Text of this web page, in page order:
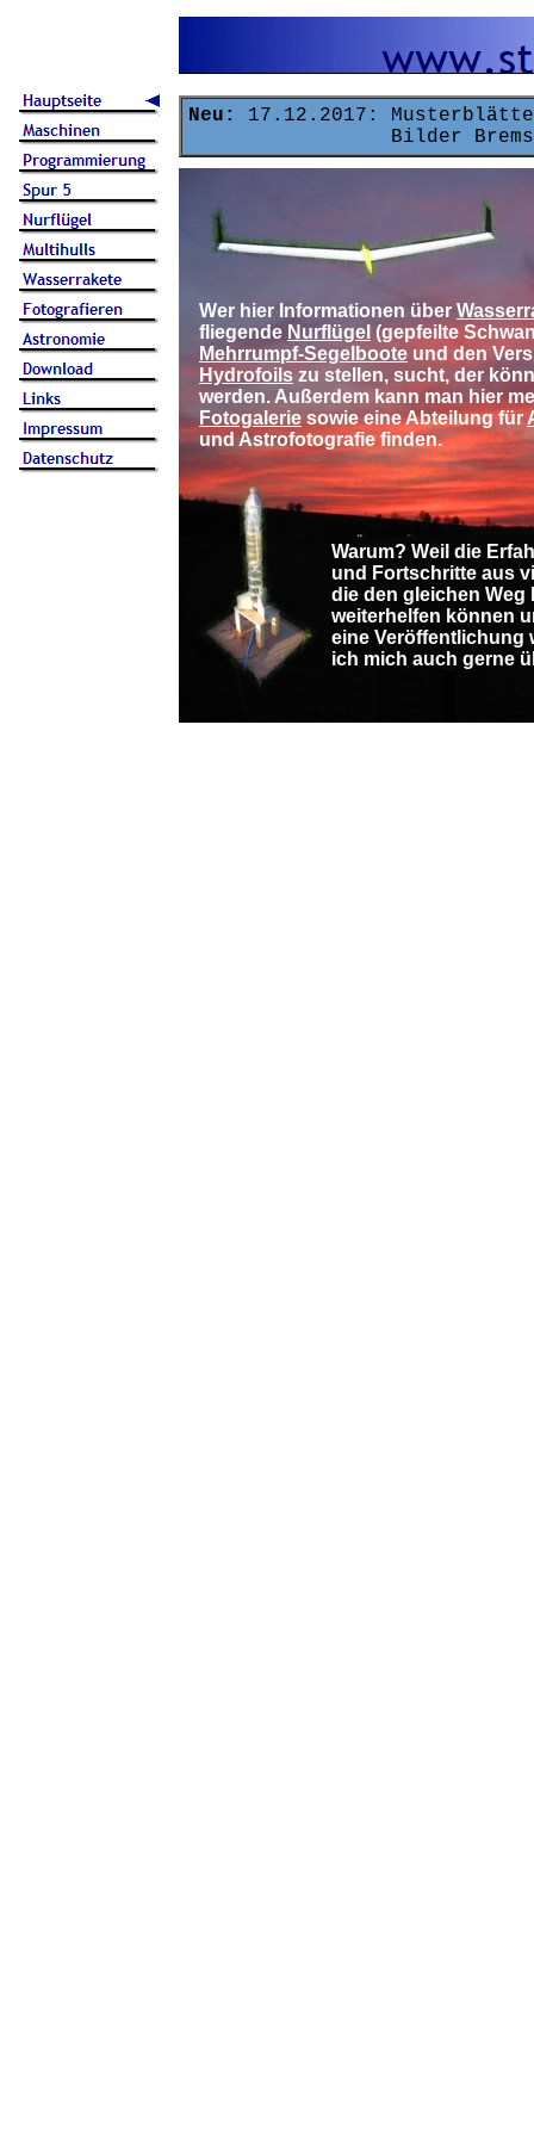
Wer hier Informationen über
fliegende Nurflügel (gepfeilte
Mehrrumpf-Segelboote und den
Hydrofoils zu stellen, sucht, der
werden. Außerdem kann man hier
Fotogaleriesowie eine Abteilung für
und Astrofotografie finden.
Warum? Weil die
und Fortschritte aus
die den gleichen Weg
weiterhelfen können
eine Veröffentlichung
ich mich auch gerne
Neu:
17.12.2017:
Bilder Bremse G-